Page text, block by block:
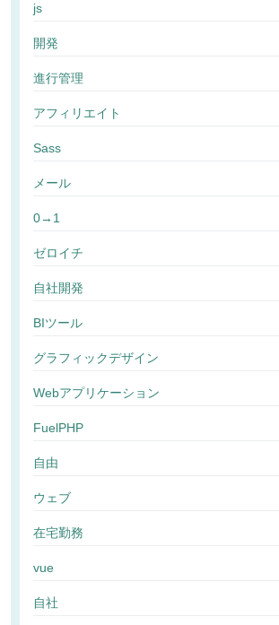
js
開発
進行管理
アフィリエイト
Sass
メール
0→1
ゼロイチ
自社開発
BIツール
グラフィックデザイン
Webアプリケーション
FuelPHP
自由
ウェブ
在宅勤務
vue
自社